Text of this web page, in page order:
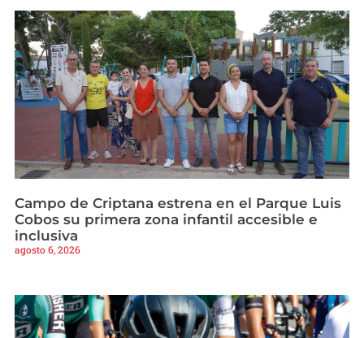
Campo de Criptana estrena en el Parque Luis
Cobos su primera zona infantil accesible e
inclusiva
agosto 6, 2026